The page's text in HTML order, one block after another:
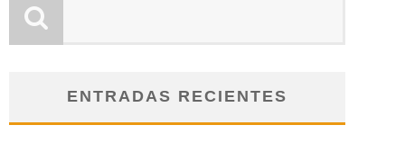
ENTRADAS RECIENTES